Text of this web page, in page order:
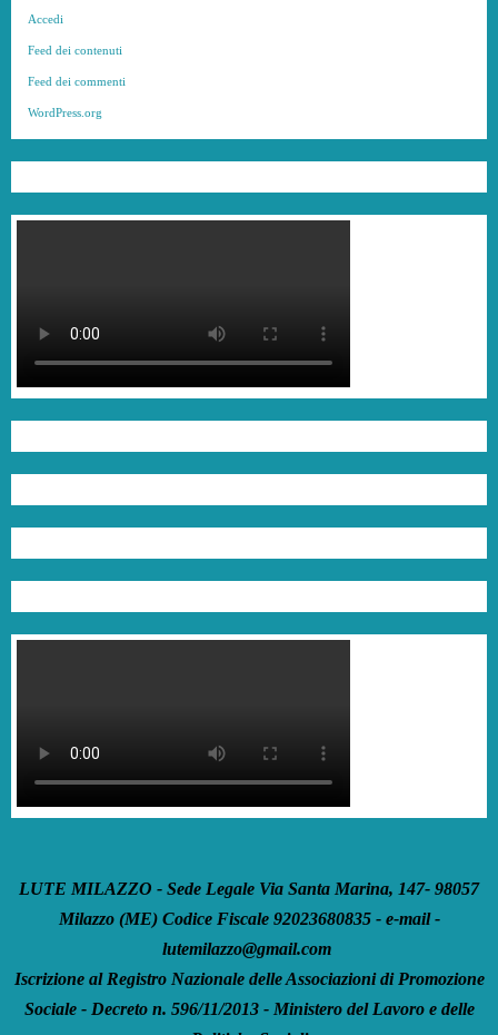
Accedi
Feed dei contenuti
Feed dei commenti
WordPress.org
LUTE MILAZZO - Sede Legale Via Santa Marina, 147- 98057
Milazzo (ME) Codice Fiscale 92023680835 - e-mail -
lutemilazzo@gmail.com
Iscrizione al Registro Nazionale delle Associazioni di Promozione
Sociale - Decreto n. 596/11/2013 - Ministero del Lavoro e delle